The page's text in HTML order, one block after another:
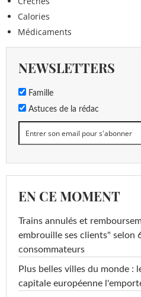
Calories
Médicaments
NEWSLETTERS
Famille
Astuces de la rédac
EN CE MOMENT
Trains annulés et
embrouille ses clients" selon
consommateurs
Plus belles villes du monde :
capitale européenne